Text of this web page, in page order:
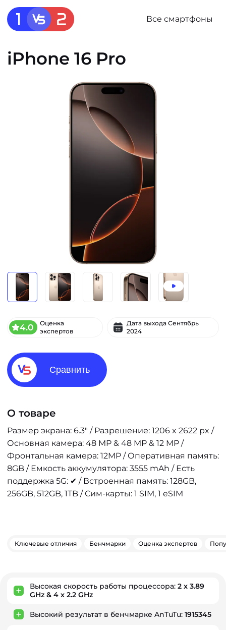
Все смартфоны
iPhone 16 Pro
4.0
Оценка
экспертов
Дата выхода Сентябрь
2024
Сравнить
О товаре
Размер экрана: 6.3" / Разрешение: 1206 x 2622 px /
Основная камера: 48 MP & 48 MP & 12 MP /
Фронтальная камера: 12MP / Оперативная память:
8GB / Емкость аккумулятора: 3555 mAh / Есть
поддержка 5G: ✔ / Встроенная память: 128GB,
256GB, 512GB, 1TB / Сим-карты: 1 SIM, 1 eSIM
Ключевые отличия Бенчмарки Оценка экспертов
Ключевые преимущества
Высокая скорость работы процессора: 2 x 3.89
GHz & 4 x 2.2 GHz
Высокий результат в бенчмарке AnTuTu: 1915345